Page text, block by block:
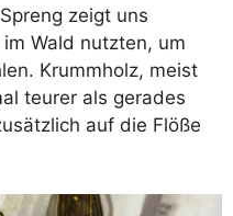
zeigt uns
Wald nutzten, um
Krummholz, meist
teurer als gerades
auf die Flöße